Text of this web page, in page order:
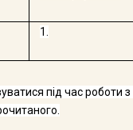
1.
під час роботи з